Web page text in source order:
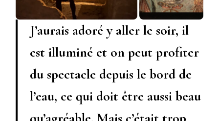
J’aurais adoré y aller le soir, il
est illuminé et on peut profiter
du spectacle depuis le bord de
l’eau, ce qui doit être aussi beau